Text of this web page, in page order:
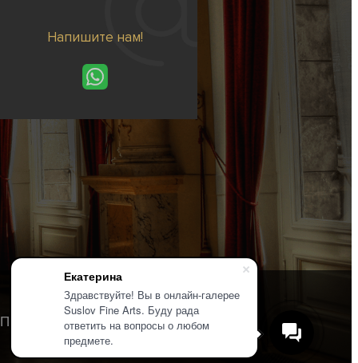
Екатерина
Здравствуйте! Вы в онлайн-галерее
Suslov Fine Arts. Буду рада
ответить на вопросы о любом
предмете.
Напишите нам!
Политика конфиденциальности